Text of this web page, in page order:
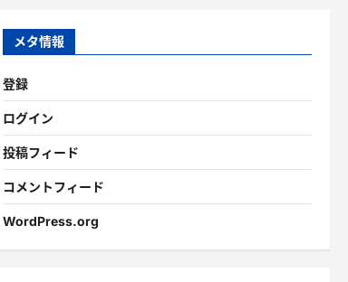
ブ
メタ情報
登録
ログイン
投稿フィード
コメントフィード
WordPress.org